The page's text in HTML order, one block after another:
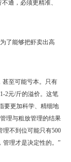
通，必须更精准、
了能够把虾卖出高
甚至可能亏本。只有
2元/斤的溢价。这笔
要更加科学、精细地
理与粗放管理的结果
理不到位可能只有500
管理才是决定性的。”